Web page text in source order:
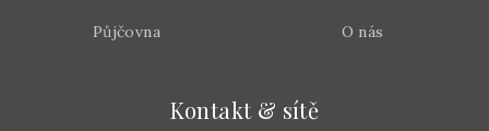
Půjčovna O nás
Kontakt & sítě